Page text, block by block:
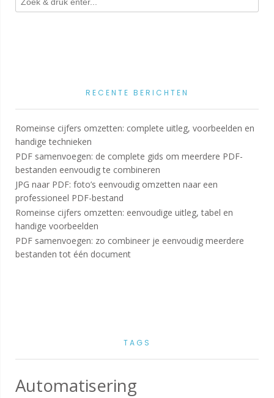
RECENTE BERICHTEN
Romeinse cijfers omzetten: complete uitleg, voorbeelden en
handige technieken
PDF samenvoegen: de complete gids om meerdere PDF-
bestanden eenvoudig te combineren
JPG naar PDF: foto’s eenvoudig omzetten naar een
professioneel PDF-bestand
Romeinse cijfers omzetten: eenvoudige uitleg, tabel en
handige voorbeelden
PDF samenvoegen: zo combineer je eenvoudig meerdere
bestanden tot één document
TAGS
Automatisering